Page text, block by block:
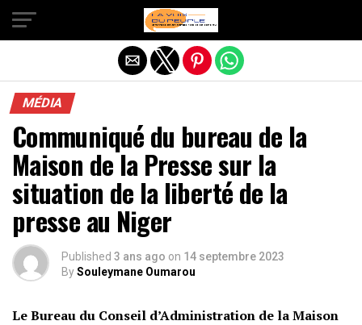
MÉDIA
Communiqué du bureau de la
Maison de la Presse sur la
situation de la liberté de la
presse au Niger
Published 3 ans ago on 14 septembre 2023
BySouleymane Oumarou
Le Bureau du Conseil d’Administration de la Maison
Quitter la version mobile